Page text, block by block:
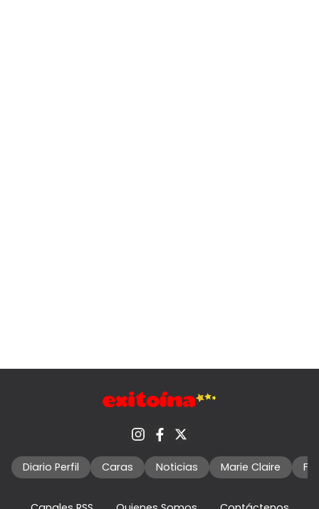
Diario Perfil Caras Noticias Marie Claire